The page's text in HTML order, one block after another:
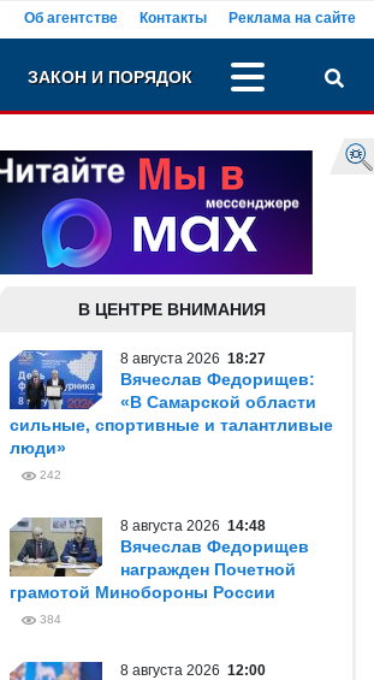
Об агентстве Контакты Реклама на сайте
ЗАКОН И ПОРЯДОК
В ЦЕНТРЕ ВНИМАНИЯ
8 августа 2026 18:27
Вячеслав Федорищев:
«В Самарской области
сильные, спортивные и талантливые
люди»
242
8 августа 2026 14:48
Вячеслав Федорищев
награжден Почетной
грамотой Минобороны России
384
8 августа 2026 12:00